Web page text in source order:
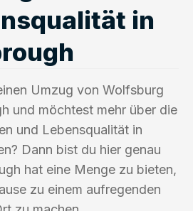
in
Umzug von Wolfsburg
und möchtest mehr über die
und Lebensqualität in
Dann bist du hier genau
hat eine Menge zu bieten,
zu einem aufregenden